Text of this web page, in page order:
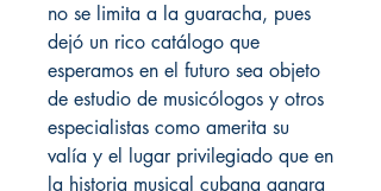
no se limita a la guaracha, pues
dejó un rico catálogo que
esperamos en el futuro sea objeto
de estudio de musicólogos y otros
especialistas como amerita su
valía y el lugar privilegiado que en
la historia musical cubana ganara